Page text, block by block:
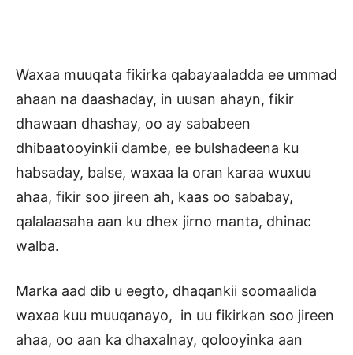
Waxaa muuqata fikirka qabayaaladda ee ummad
ahaan na daashaday, in uusan ahayn, fikir
dhawaan dhashay, oo ay sababeen
dhibaatooyinkii dambe, ee bulshadeena ku
habsaday, balse, waxaa la oran karaa wuxuu
ahaa, fikir soo jireen ah, kaas oo sababay,
qalalaasaha aan ku dhex jirno manta, dhinac
walba.
Marka aad dib u eegto, dhaqankii soomaalida
waxaa kuu muuqanayo, in uu fikirkan soo jireen
ahaa, oo aan ka dhaxalnay, qolooyinka aan